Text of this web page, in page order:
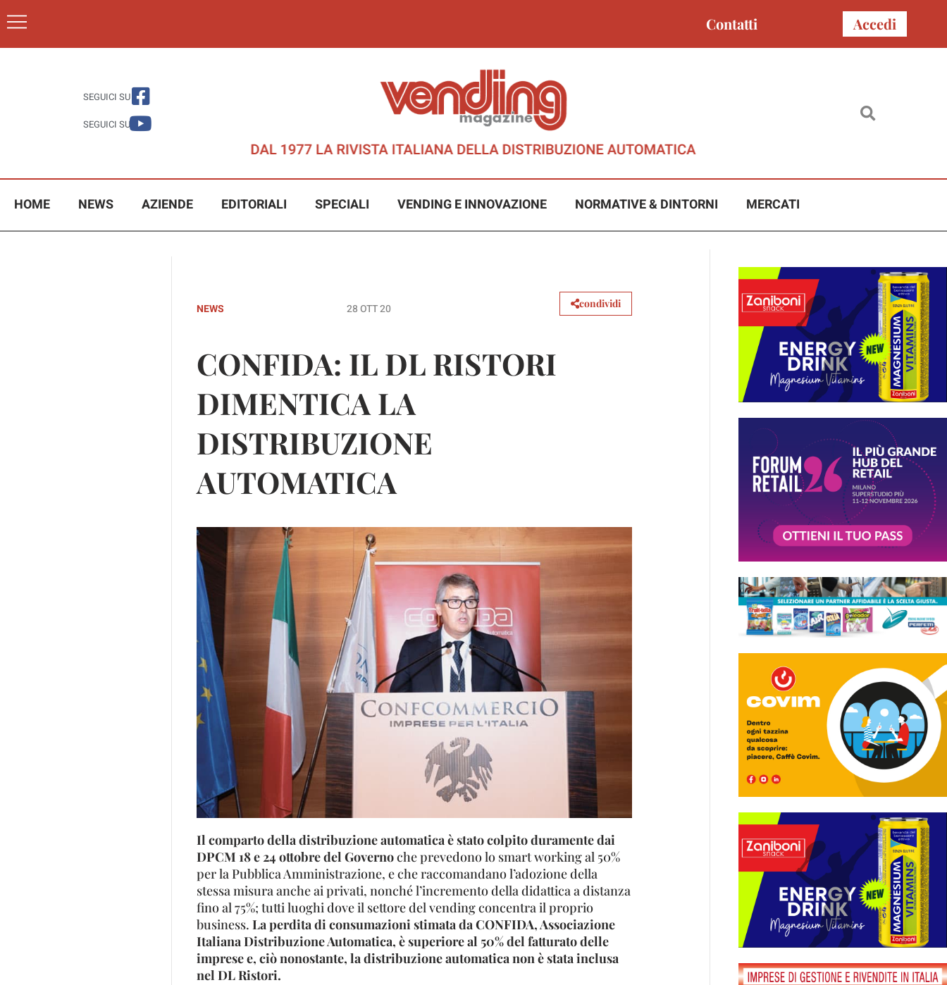
Contatti Accedi
SEGUICI SU
SEGUICI SU
HOME NEWS AZIENDE EDITORIALI SPECIALI VENDING E INNOVAZIONE NORMATIVE & DINTORNI MERCATI
NEWS 28 OTT 20 condividi
CONFIDA: IL DL RISTORI
DIMENTICA LA
DISTRIBUZIONE
AUTOMATICA
Il comparto della distribuzione automatica è stato colpito duramente dai
DPCM 18 e 24 ottobre del Governoche prevedono lo smart working al 50%
per la Pubblica Amministrazione, e che raccomandano l’adozione della
stessa misura anche ai privati, nonché l’incremento della didattica a distanza
fino al 75%; tutti luoghi dove il settore del vending concentra il proprio
business. La perdita di consumazioni stimata da CONFIDA, Associazione
Italiana Distribuzione Automatica, è superiore al 50% del fatturato delle
imprese e, ciò nonostante, la distribuzione automatica non è stata inclusa
nel DL Ristori.